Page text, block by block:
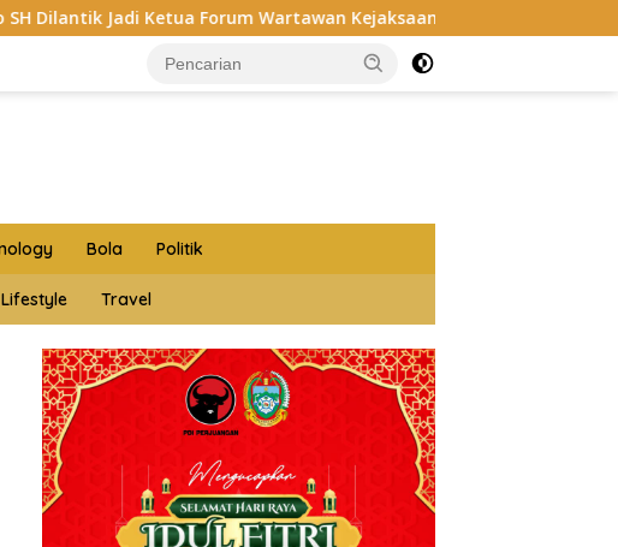
Wartawan Kejaksaan Belawan, Forwaka Sumut : Tingkatkan
Bola Politik
Lifestyle Travel